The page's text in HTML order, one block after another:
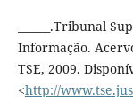
______.Tribunal
Informação.
TSE, 2009.
<http://